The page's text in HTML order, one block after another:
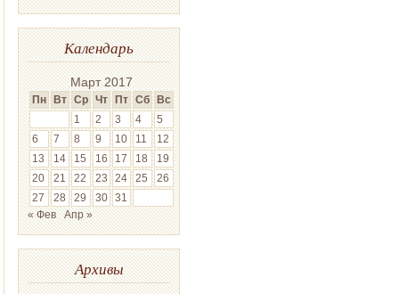
Календарь
Март 2017
Пн Вт Ср Чт Пт Сб Вс
1
2 3 4
5
6
7 8 9 10 11
12
13
14 15 16 17 18
19
20
21 22 23 24 25
26
27
28 29 30 31
« Фев
Апр »
Архивы